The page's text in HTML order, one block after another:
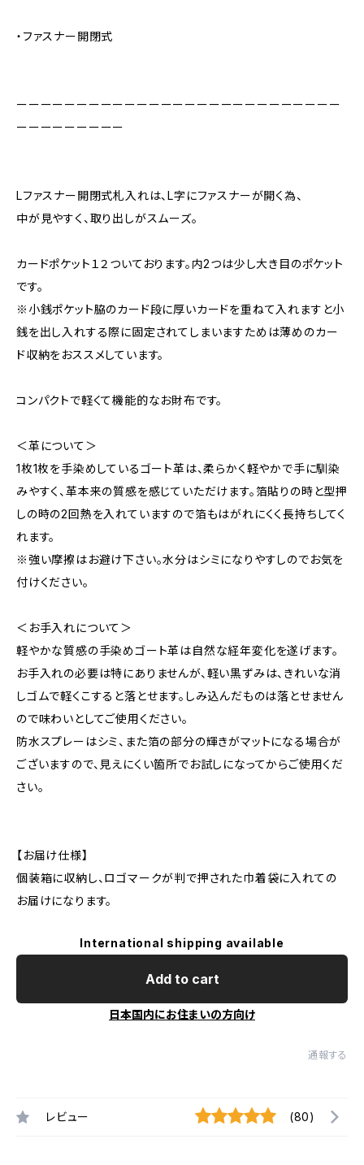
・ファスナー開閉式
ーーーーーーーーーーーーーーーーーーーーーーーーーーー
ーーーーーーーーー
Lファスナー開閉式札入れは、L字にファスナーが開く為、
中が見やすく、取り出しがスムーズ。
カードポケット１２ついております。内2つは少し大き目のポケット
です。
※小銭ポケット脇のカード段に厚いカードを重ねて入れますと小
銭を出し入れする際に固定されてしまいますためは薄めのカー
ド収納をおススメしています。
コンパクトで軽くて機能的なお財布です。
＜革について＞
1枚1枚を手染めしているゴート革は、柔らかく軽やかで手に馴染
みやすく、革本来の質感を感じていただけます。箔貼りの時と型押
しの時の2回熱を入れていますので箔もはがれにくく長持ちしてく
れます。
※強い摩擦はお避け下さい。水分はシミになりやすしのでお気を
付けください。
＜お手入れについて＞
軽やかな質感の手染めゴート革は自然な経年変化を遂げます。
お手入れの必要は特にありませんが、軽い黒ずみは、きれいな消
しゴムで軽くこすると落とせます。しみ込んだものは落とせません
ので味わいとしてご使用ください。
防水スプレーはシミ、また箔の部分の輝きがマットになる場合が
ございますので、見えにくい箇所でお試しになってからご使用くだ
さい。
【お届け仕様】
個装箱に収納し、ロゴマークが判で押された巾着袋に入れての
お届けになります。
International shipping available
Add to cart
日本国内にお住まいの方向け
通報する
レビュー (80)